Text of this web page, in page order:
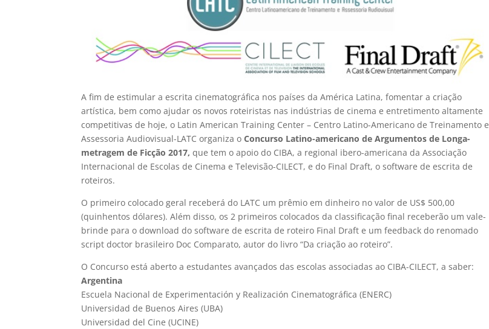
A fim de estimular a escrita cinematográfica nos países da América Latina, fomentar a criação
artística, bem como ajudar os novos roteiristas nas indústrias de cinema e entretimento altamente
competitivas de hoje, o Latin American Training Center – Centro Latino-Americano de Treinamento e
Assessoria Audiovisual-LATC organiza oConcurso Latino-americano de Argumentos de Longa-
metragem de Ficção 2017,que tem o apoio do CIBA, a regional ibero-americana da Associação
Internacional de Escolas de Cinema e Televisão-CILECT, e do Final Draft, o software de escrita de
roteiros.
O primeiro colocado geral receberá do LATC um prêmio em dinheiro no valor de US$ 500,00
(quinhentos dólares). Além disso, os 2 primeiros colocados da classificação final receberão um vale-
brinde para o download do software de escrita de roteiro Final Draft e um feedback do renomado
script doctor brasileiro Doc Comparato, autor do livro “Da criação ao roteiro”.
O Concurso está aberto a estudantes avançados das escolas associadas ao CIBA-CILECT, a saber:
Argentina
Escuela Nacional de Experimentación y Realización Cinematográfica (ENERC)
Universidad de Buenos Aires (UBA)
Universidad del Cine (UCINE)